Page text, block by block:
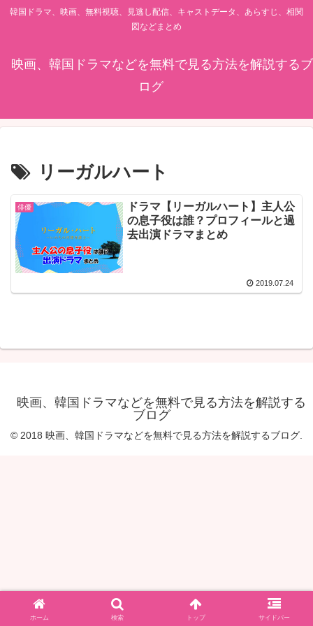
韓国ドラマ、映画、無料視聴、見逃し配信、キャストデータ、あらすじ、相関
図などまとめ
映画、韓国ドラマなどを無料で見る方法を解説するブ
ログ
リーガルハート
俳優
ドラマ【リーガルハート】主人公
の息子役は誰？プロフィールと過
去出演ドラマまとめ
2019.07.24
映画、韓国ドラマなどを無料で見る方法を解説する
ブログ
© 2018 映画、韓国ドラマなどを無料で見る方法を解説するブログ.
ホーム 検索 トップ サイドバー